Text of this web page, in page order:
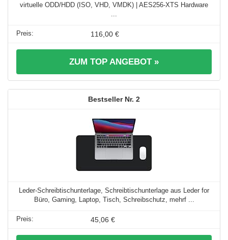
virtuelle ODD/HDD (ISO, VHD, VMDK) | AES256-XTS Hardware
116,00 €
ZUM TOP ANGEBOT »
2
Leder-Schreibtischunterlage, Schreibtischunterlage aus Leder for
Büro, Gaming, Laptop, Tisch, Schreibschutz, mehrf ...
45,06 €